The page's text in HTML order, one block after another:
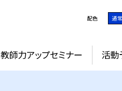
配色 通常
教師力アップセミナー 活動